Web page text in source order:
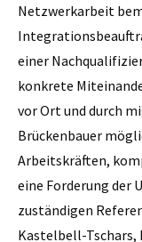
Netzwerkarbeit
einer
konkrete
vor Ort und durch
Brückenbauer
Arbeitskräften,
eine Forderung der
zuständigen
Kastelbell-Tschars,